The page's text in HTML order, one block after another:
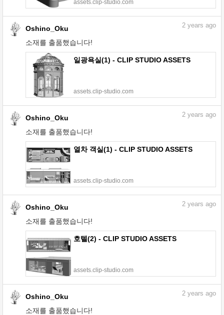
assets.clip-studio.com
Oshino_Oku
소재를 출품했습니다!
2 years ago
일광욕실(1) - CLIP STUDIO ASSETS
assets.clip-studio.com
Oshino_Oku
소재를 출품했습니다!
2 years ago
열차 객실(1) - CLIP STUDIO ASSETS
assets.clip-studio.com
Oshino_Oku
소재를 출품했습니다!
2 years ago
호텔(2) - CLIP STUDIO ASSETS
assets.clip-studio.com
Oshino_Oku
소재를 출품했습니다!
2 years ago